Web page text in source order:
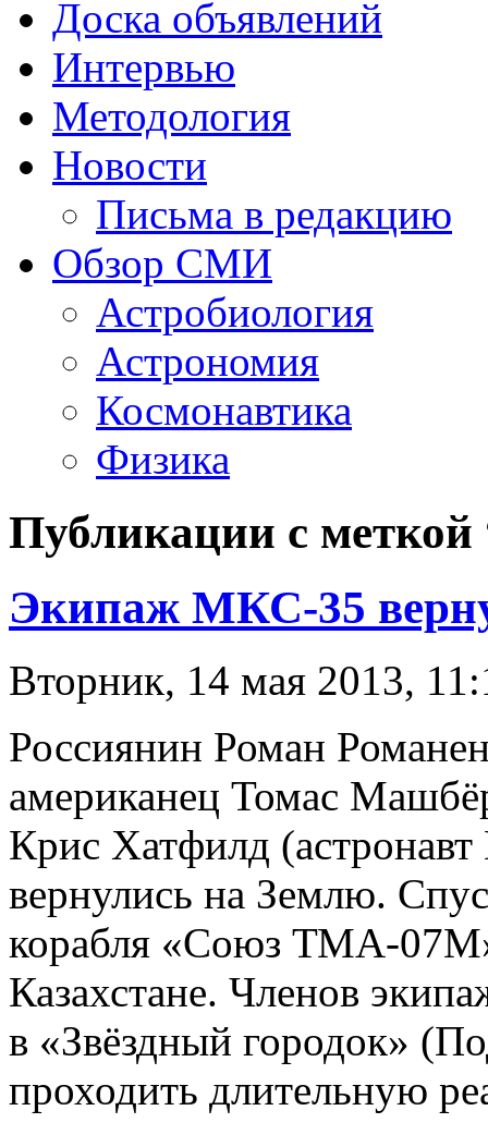
Доска объявлений
Интервью
Методология
Новости
Письма в редакцию
Обзор СМИ
Астробиология
Астрономия
Космонавтика
Физика
Публикации с меткой
Экипаж МКС-35
Вторник, 14 мая 2013,
Россиянин Роман
американец Томас
Крис Хатфилд
вернулись на Землю.
корабля «Союз ТМА-
Казахстане. Членов
в «Звёздный городок»
проходить длительную